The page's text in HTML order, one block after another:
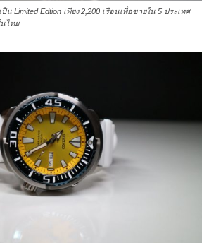
น Limited Edtion เพียง 2,200 เรือนเพื่อขายใน 5 ประเทศ
ไทย